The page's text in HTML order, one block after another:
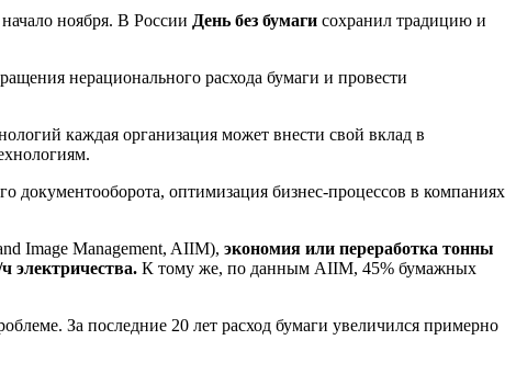
ноября. В России День без бумаги сохранил традицию и
нерационального расхода бумаги и провести
каждая организация может внести свой вклад в
документооборота, оптимизация бизнес-процессов в компаниях
Image Management, AIIM), экономия или переработка тонны
электричества. К тому же, по данным AIIM, 45% бумажных
За последние 20 лет расход бумаги увеличился примерно